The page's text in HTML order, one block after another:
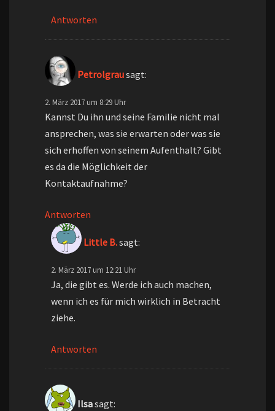
Antworten
Petrolgrausagt:
2. März 2017 um 8:29 Uhr
Kannst Du ihn und seine Familie nicht mal
ansprechen, was sie erwarten oder was sie
sich erhoffen von seinem Aufenthalt? Gibt
es da die Möglichkeit der
Kontaktaufnahme?
Antworten
Little B.sagt:
2. März 2017 um 12:21 Uhr
Ja, die gibt es. Werde ich auch machen,
wenn ich es für mich wirklich in Betracht
ziehe.
Antworten
Ilsasagt: